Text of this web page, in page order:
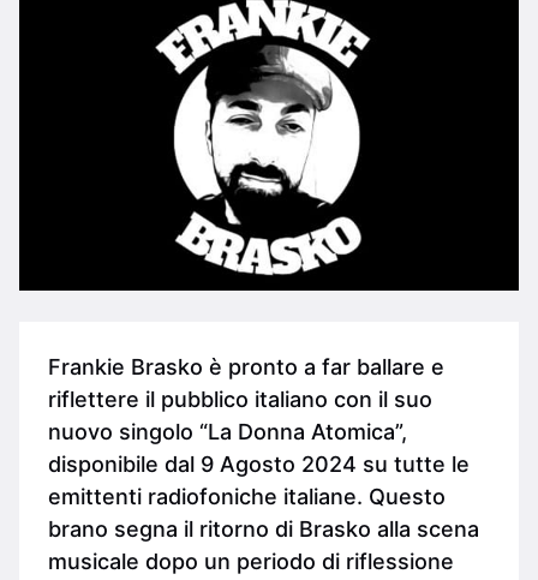
Frankie Brasko è pronto a far ballare e
riflettere il pubblico italiano con il suo
nuovo singolo “La Donna Atomica”,
disponibile dal 9 Agosto 2024 su tutte le
emittenti radiofoniche italiane. Questo
brano segna il ritorno di Brasko alla scena
musicale dopo un periodo di riflessione